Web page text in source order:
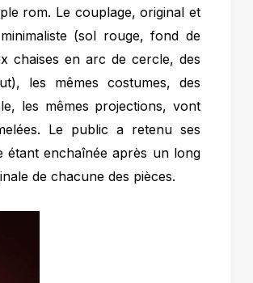
rom. Le couplage, original et
(sol rouge, fond de
chaises en arc de cercle, des
les mêmes costumes, des
les mêmes projections, vont
Le public a retenu ses
étant enchaînée après un long
de chacune des pièces.